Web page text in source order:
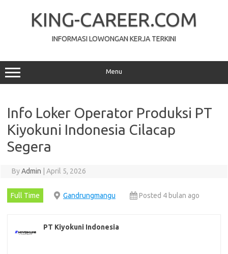
KING-CAREER.COM
INFORMASI LOWONGAN KERJA TERKINI
Menu
Info Loker Operator Produksi PT
Kiyokuni Indonesia Cilacap
Segera
ByAdmin April 5, 2026
Full Time Gandrungmangu Posted 4 bulan ago
PT Kiyokuni Indonesia